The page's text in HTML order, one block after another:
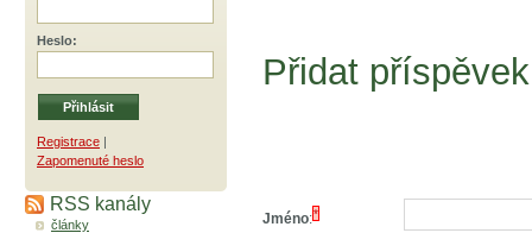
Heslo:
Registrace |
Zapomenuté heslo
RSS kanály
články
Přidat
Jméno:*